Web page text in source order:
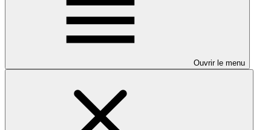
Ouvrir le menu